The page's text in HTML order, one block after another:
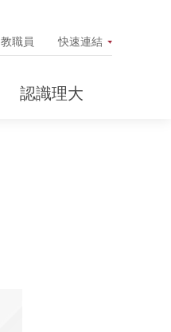
教職員 快速連結
認識理大